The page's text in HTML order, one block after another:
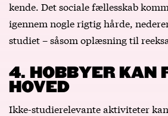
kende. Det sociale fællesskab
igennem nogle rigtig hårde,
studiet – såsom oplæsning til
4. HOBBYER KAN
HOVED
Ikke-studierelevante aktiviteter